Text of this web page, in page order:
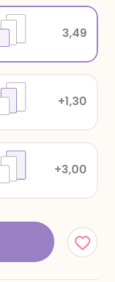
+3,00
+1,30
3,49